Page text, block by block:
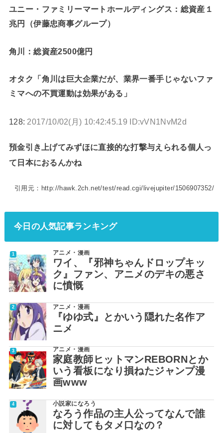
ユニー・ファミリーマートホールディングス：総資産１
兆円（伊藤忠商事グループ）
角川：総資産2500億円
オタク「角川は巨大企業だが、業界一番手じゃないファ
ミマへの不買運動は効果がある」
128: 2017/10/02(月) 10:42:45.19 ID:vVN1NvM2d
預金引き上げてみずほに直接的な打撃与えられる個人っ
て日本におるんかね
引用元：http://hawk.2ch.net/test/read.cgi/livejupiter/1506907352/
今日の人気記事ランキング
アニメ・漫画
ワイ、『邪神ちゃんドロップキッ
ク』ファン、アニメのデキの悪さ
に憤慨
アニメ・漫画
『ゆゆ式』とかいう隠れた名作ア
ニメ
アニメ・漫画
家庭教師ヒットマンREBORNとか
いう看板になり損ねたジャンプ漫
画www
小説家になろう
なろう作品の主人公ってなんで誰
に対してもタメ口なの？